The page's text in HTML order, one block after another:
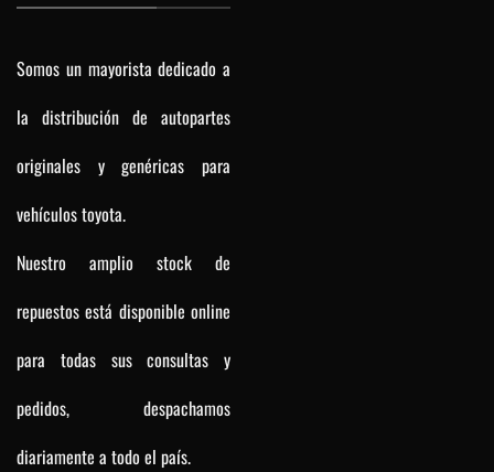
Somos un mayorista dedicado a
la distribución de autopartes
originales y genéricas para
vehículos toyota.
Nuestro amplio stock de
repuestos está disponible online
para todas sus consultas y
pedidos, despachamos
diariamente a todo el país.